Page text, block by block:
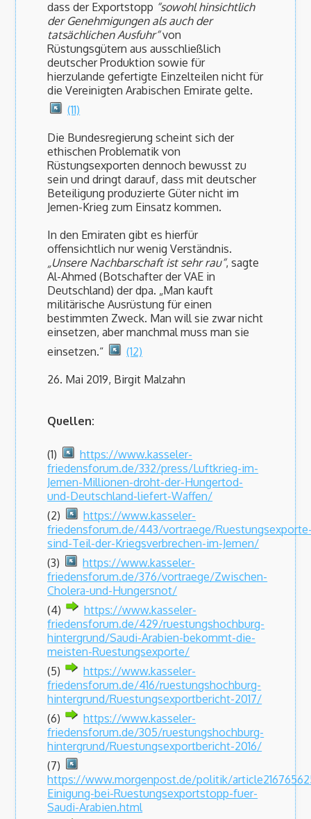
dass der Exportstopp “sowohl hinsichtlich
der Genehmigungen als auch der
tatsächlichen Ausfuhr“von
Rüstungsgütern aus ausschließlich
deutscher Produktion sowie für
hierzulande gefertigte Einzelteilen nicht für
die Vereinigten Arabischen Emirate gelte.
(11)
Die Bundesregierung scheint sich der
ethischen Problematik von
Rüstungsexporten dennoch bewusst zu
sein und dringt darauf, dass mit deutscher
Beteiligung produzierte Güter nicht im
Jemen-Krieg zum Einsatz kommen.
In den Emiraten gibt es hierfür
offensichtlich nur wenig Verständnis.
„Unsere Nachbarschaft ist sehr rau“, sagte
Al-Ahmed (Botschafter der VAE in
Deutschland) der dpa. „Man kauft
militärische Ausrüstung für einen
bestimmten Zweck. Man will sie zwar nicht
einsetzen, aber manchmal muss man sie
einsetzen.“
(12)
26. Mai 2019, Birgit Malzahn
Quellen:
(1)
https://www.kasseler-
friedensforum.de/332/press/Luftkrieg-im-
Jemen-Millionen-droht-der-Hungertod-
und-Deutschland-liefert-Waffen/
(2)
https://www.kasseler-
friedensforum.de/443/vortraege/
sind-Teil-der-Kriegsverbrechen-im-Jemen/
(3)
https://www.kasseler-
friedensforum.de/376/vortraege/Zwischen-
Cholera-und-Hungersnot/
(4)
https://www.kasseler-
friedensforum.de/429/ruestungshochburg-
hintergrund/Saudi-Arabien-bekommt-die-
meisten-Ruestungsexporte/
(5)
https://www.kasseler-
friedensforum.de/416/ruestungshochburg-
hintergrund/Ruestungsexportbericht-2017/
(6)
https://www.kasseler-
friedensforum.de/305/ruestungshochburg-
hintergrund/Ruestungsexportbericht-2016/
(7)
https://www.morgenpost.de/politik/
Einigung-bei-Ruestungsexportstopp-fuer-
Saudi-Arabien.html